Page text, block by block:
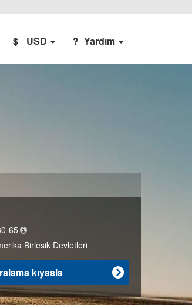
$ USD Yardım
65
Birlesik Devletleri

kıyasla